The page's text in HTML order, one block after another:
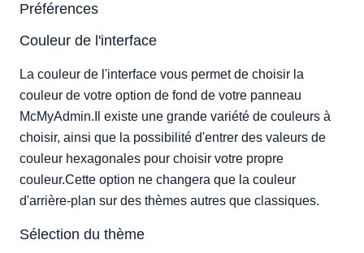
Préférences
Couleur de l'interface
La couleur de l'interface vous permet de choisir la
couleur de votre option de fond de votre panneau
McMyAdmin.Il existe une grande variété de couleurs à
choisir, ainsi que la possibilité d'entrer des valeurs de
couleur hexagonales pour choisir votre propre
couleur.Cette option ne changera que la couleur
d'arrière-plan sur des thèmes autres que classiques.
Sélection du thème